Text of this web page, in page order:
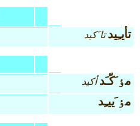
تأيـِيد تا َكيد
مٶ َكّـَد أكيد
مٶ َييـِد